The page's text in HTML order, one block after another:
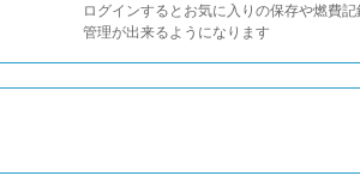
ログインするとお気に入りの保存や燃費
管理が出来るようになります